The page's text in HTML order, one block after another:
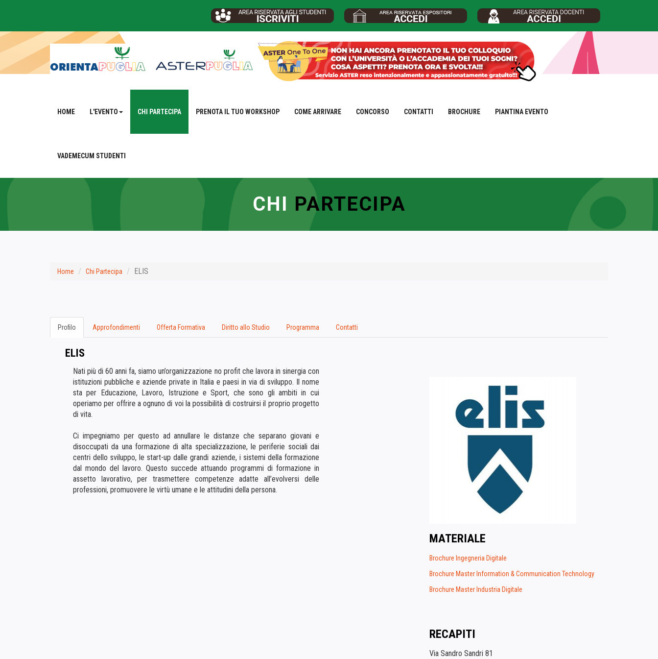
HOME L'EVENTO CHI PARTECIPA PRENOTA IL TUO WORKSHOP COME ARRIVARE CONCORSO CONTATTI BROCHURE PIANTINA EVENTO
VADEMECUM STUDENTI
CHI PARTECIPA
Home Chi Partecipa ELIS
Profilo Approfondimenti Offerta Formativa Diritto allo Studio Programma Contatti
ELIS
Nati più di 60 anni fa, siamo un’organizzazione no profit che lavora in sinergia con
istituzioni pubbliche e aziende private in Italia e paesi in via di sviluppo. Il nome
sta per Educazione, Lavoro, Istruzione e Sport, che sono gli ambiti in cui
operiamo per offrire a ognuno di voi la possibilità di costruirsi il proprio progetto
di vita.
Ci impegniamo per questo ad annullare le distanze che separano giovani e
disoccupati da una formazione di alta specializzazione, le periferie sociali dai
centri dello sviluppo, le start-up dalle grandi aziende, i sistemi della formazione
dal mondo del lavoro. Questo succede attuando programmi di formazione in
assetto lavorativo, per trasmettere competenze adatte all’evolversi delle
professioni, promuovere le virtù umane e le attitudini della persona.
MATERIALE
Brochure Ingegneria Digitale
Brochure Master Information & Communication Technology
Brochure Master Industria Digitale
RECAPITI
Via Sandro Sandri 81